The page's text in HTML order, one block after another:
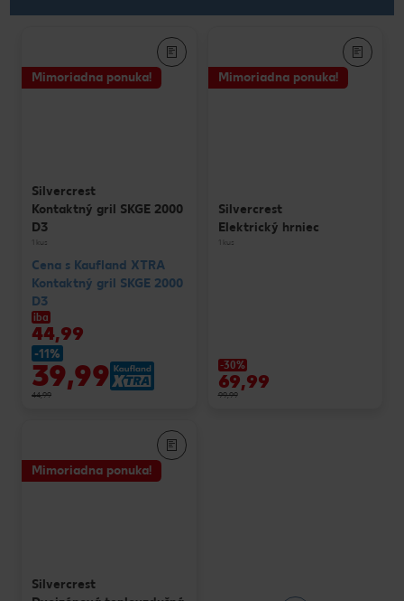
Mimoriadna ponuka!
Silvercrest
Kontaktný gril SKGE 2000
D3
1 kus
Cena s Kaufland XTRA
Kontaktný gril SKGE 2000
D3
iba
44,99
-11%
39,99
44,99
Mimoriadna ponuka!
Silvercrest
Elektrický hrniec
1 kus
-30%
69,99
99,99
Mimoriadna ponuka!
Silvercrest